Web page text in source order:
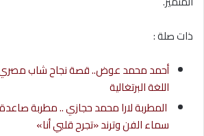
ذات صلة :
أحمد محمد عوض.. قصة نجاح شاب مصري
اللغة البرتغالية
المطربة لارا محمد حجازي .. مطربة
سماء الفن وترند «تجرح قلبي أنا»